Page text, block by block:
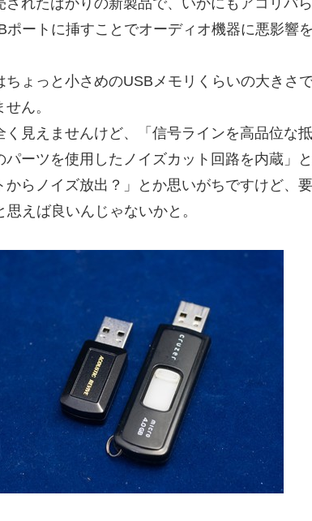
ポートに挿すことでオーディオ機器に悪影響
ちょっと小さめのUSBメモリくらいの大きさ
ん。
く見えませんけど、「信号ラインを高品位な
パーツを使用したノイズカット回路を内蔵」と
からノイズ放出？」とか思いがちですけど、
思えば良いんじゃないかと。